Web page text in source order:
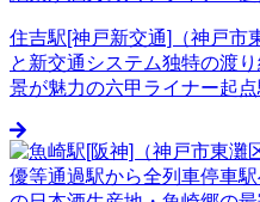
住吉駅[神戸新交通]（神戸市
と新交通システム独特の渡
景が魅力の六甲ライナー起点